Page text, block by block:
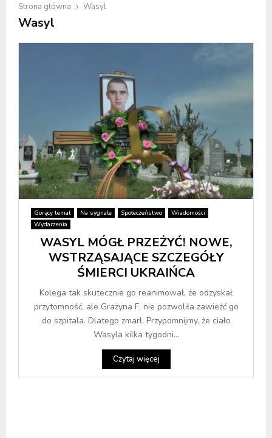
Strona główna Wasyl
Wasyl
Gorący temat Na sygnale Społeczeństwo
Wiadomości
Wydarzenia
WASYL MÓGŁ PRZEŻYĆ! NOWE,
WSTRZĄSAJĄCE SZCZEGÓŁY
ŚMIERCI UKRAIŃCA
Kolega tak skutecznie go reanimował, że odzyskał
przytomność, ale Grażyna F. nie pozwoliła zawieźć go
do szpitala. Dlatego zmarł. Przypomnijmy, że ciało
Wasyla kilka tygodni...
Czytaj więcej